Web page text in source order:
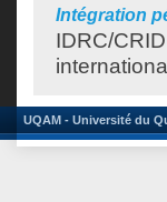
Intégration
IDRC/
UQAM - Université du